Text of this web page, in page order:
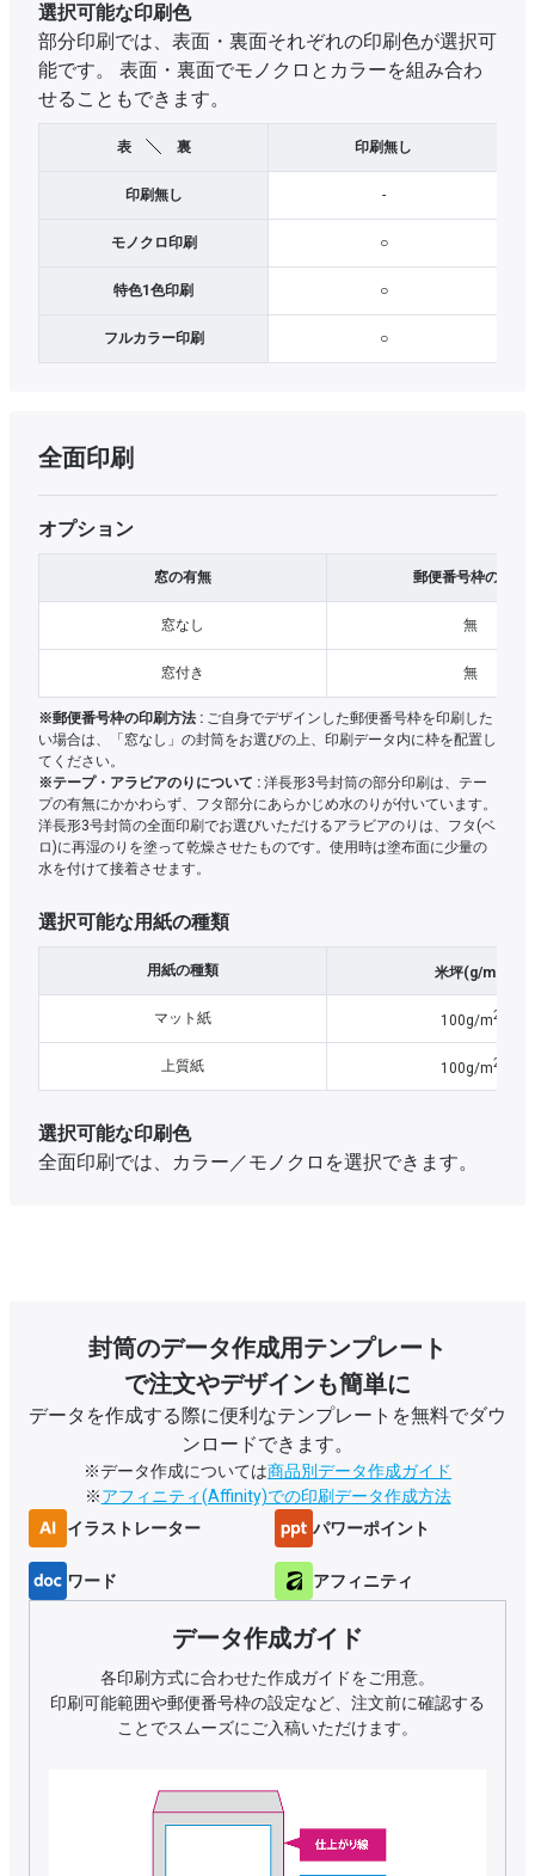
選択可能な印刷色
部分印刷では、表面・裏面それぞれの印刷色が選択可
能です。 表面・裏面でモノクロとカラーを組み合わ
せることもできます。
表 裏 印刷無し
印刷無し -
モノクロ印刷 ○
特色1色印刷 ○
フルカラー印刷 ○
全面印刷
オプション
窓の有無 郵便番号枠の有無
窓なし 無
窓付き 無
※郵便番号枠の印刷方法 : ご自身でデザインした郵便番号枠を印刷した
い場合は、「窓なし」の封筒をお選びの上、印刷データ内に枠を配置し
てください。
※テープ・アラビアのりについて : 洋長形3号封筒の部分印刷は、テー
プの有無にかかわらず、フタ部分にあらかじめ水のりが付いています。
洋長形3号封筒の全面印刷でお選びいただけるアラビアのりは、フタ(ベ
ロ)に再湿のりを塗って乾燥させたものです。使用時は塗布面に少量の
水を付けて接着させます。
選択可能な用紙の種類
用紙の種類 米坪(g/m2
マット紙 100g/m2
上質紙 100g/m2
選択可能な印刷色
全面印刷では、カラー／モノクロを選択できます。
封筒のデータ作成用テンプレート
で注文やデザインも簡単に
データを作成する際に便利なテンプレートを無料でダウ
ンロードできます。
※データ作成については商品別データ作成ガイド
※アフィニティ(Affinity)での印刷データ作成方法
イラストレーター
パワーポイント
ワード アフィニティ
データ作成ガイド
各印刷方式に合わせた作成ガイドをご用意。
印刷可能範囲や郵便番号枠の設定など、注文前に確認する
ことでスムーズにご入稿いただけます。